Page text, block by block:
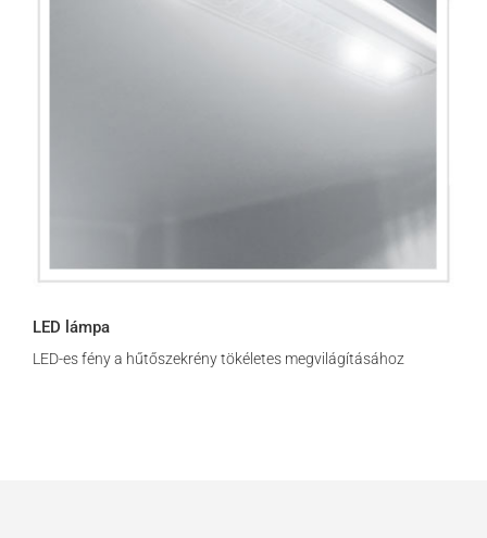
LED lámpa
LED-es fény a hűtőszekrény tökéletes megvilágításához